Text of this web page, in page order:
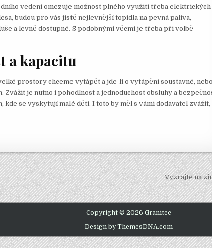
vedení omezuje možnost plného využití třeba elektrických
budou pro vás jistě nejlevnějšítopidla na pevná paliva,
a levně dostupné. S podobnými věcmi je třeba při volbě
a kapacitu
prostory chceme vytápět a jde-li o vytápění soustavné, nebo
je nutno i pohodlnost a jednoduchost obsluhy a
kde se vyskytují malé děti. I toto by měl s vámi dodavatel zvážit,
Vyzrajte na
Copyright © 2026 Granitec
Design by ThemesDNA.com